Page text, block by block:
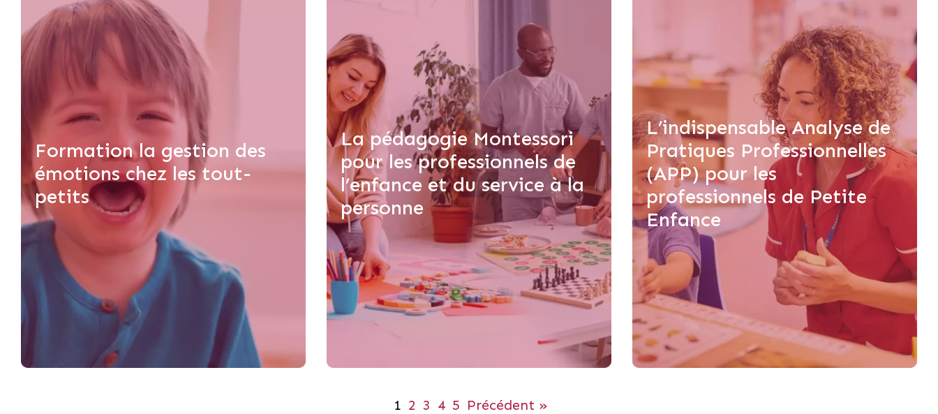
Formation la gestion des
émotions chez les tout-
petits
La pédagogie Montessori
pour les professionnels de
l’enfance et du service à la
personne
L’indispensable Analyse de
Pratiques Professionnelles
(APP) pour les
professionnels de Petite
Enfance
1 2 3 4 5 Précédent »